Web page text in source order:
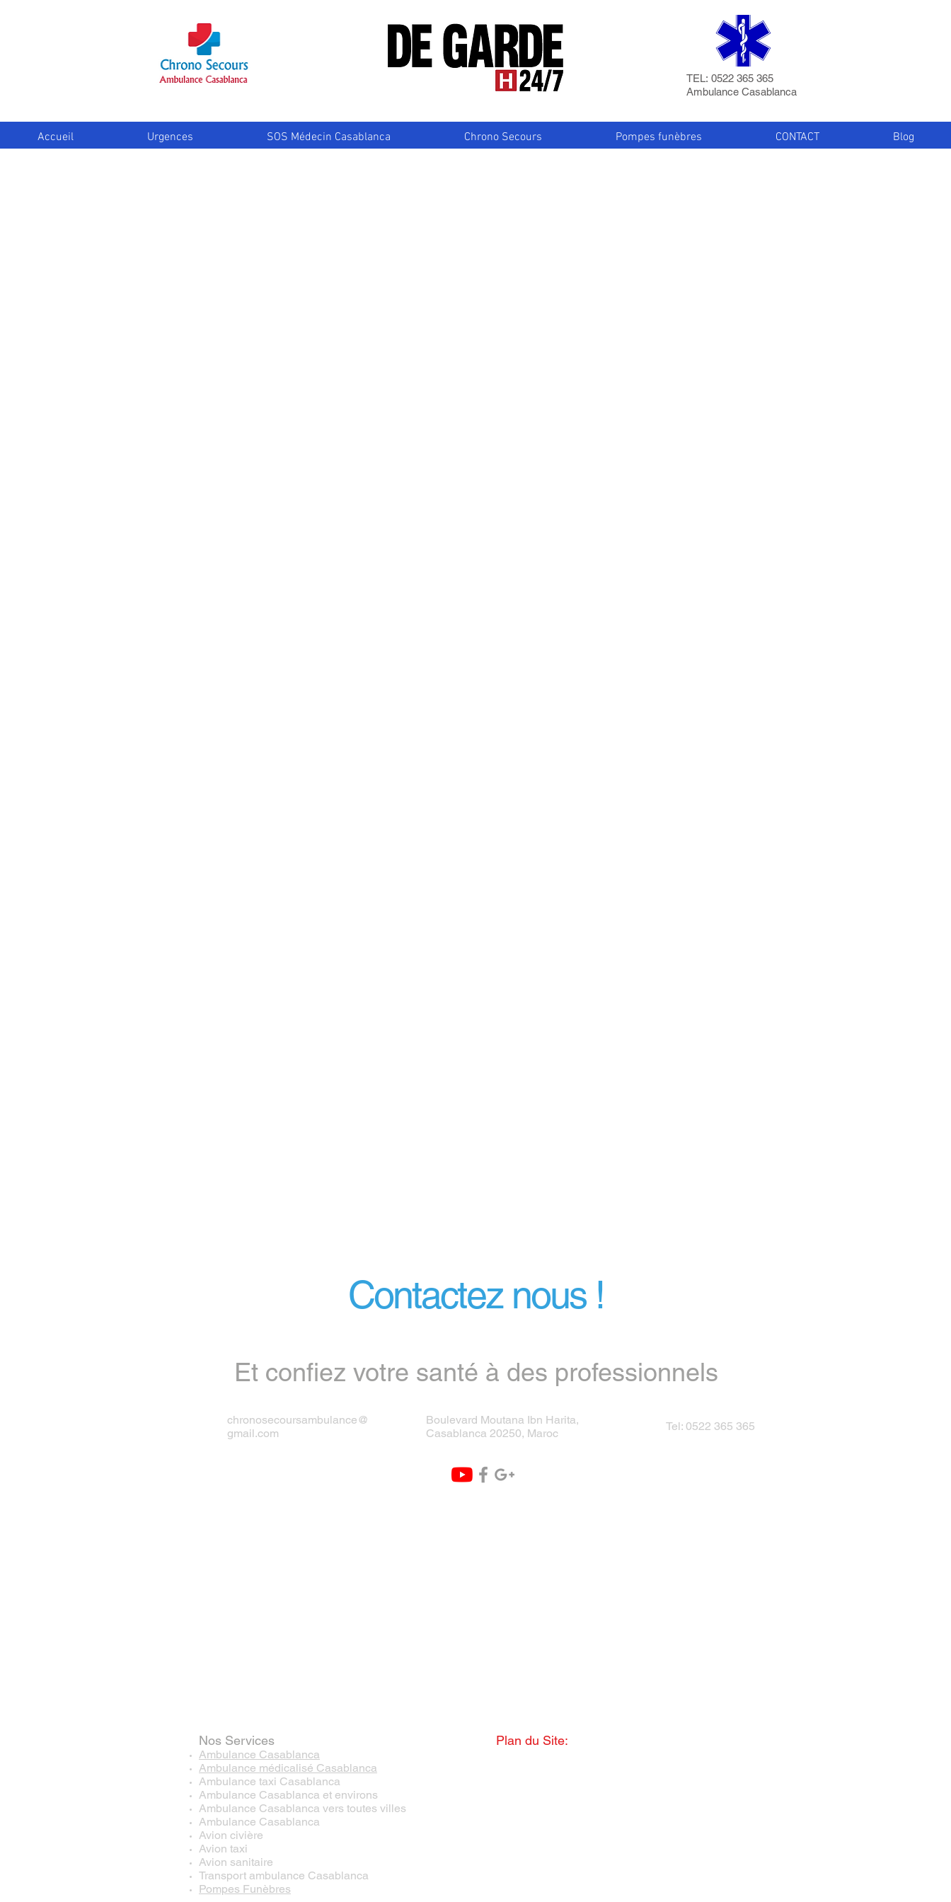
TEL: 0522 365 365
Ambulance Casablanca
Accueil Urgences SOS Médecin Casablanca Chrono Secours Pompes funèbres CONTACT Blog
Contactez nous !
Et confiez votre santé à des professionnels
chronosecoursambulance@
gmail.com
Boulevard Moutana Ibn Harita,
Casablanca 20250, Maroc
Tel: 0522 365 365
Nos Services
Ambulance Casablanca
Ambulance médicalisé Casablanca
Ambulance taxi Casablanca
Ambulance Casablanca et environs
Ambulance Casablanca vers toutes villes
Ambulance Casablanca
Avion civière
Avion taxi
Avion sanitaire
Transport ambulance Casablanca
Pompes Funèbres
Plan du Site: